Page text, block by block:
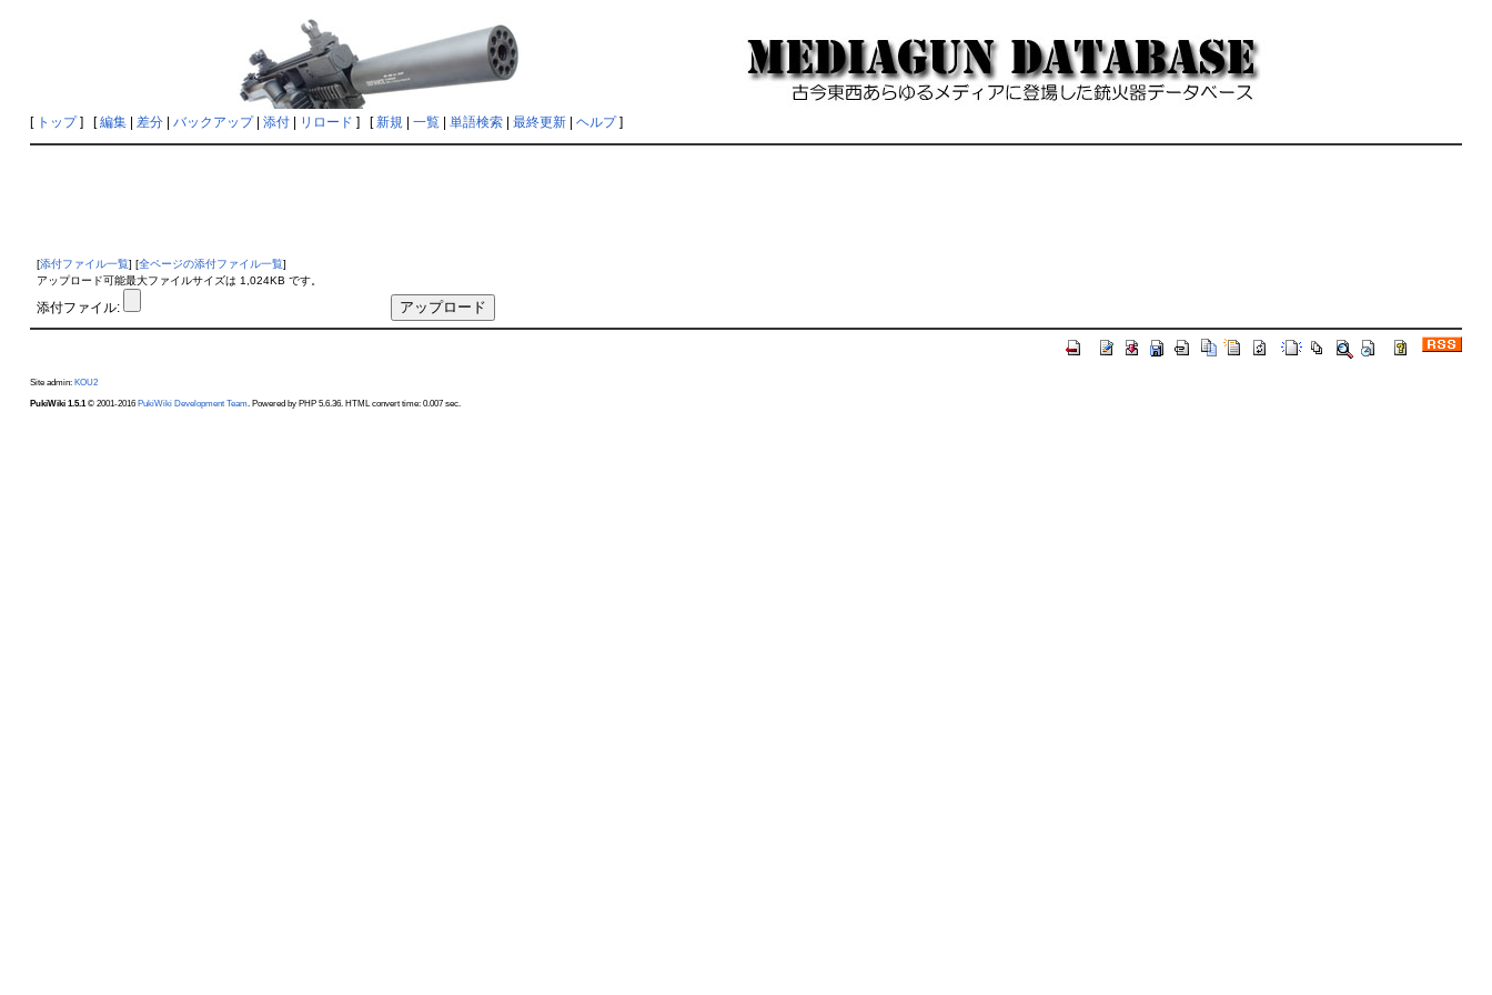
[ トップ] [編集| 差分| バックアップ| 添付| リロード ] [新規| 一覧| 単語検索| 最終更新| ヘルプ]
[添付ファイル一覧] [全ページの添付ファイル一覧]
アップロード可能最大ファイルサイズは 1,024KB です。
添付ファイル:
Site admin: KOU2
PukiWiki 1.5.1© 2001-2016 PukiWiki Development Team. Powered by PHP 5.6.36. HTML convert time: 0.007 sec.